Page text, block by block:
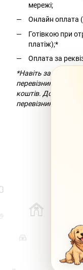
мережі;
Онлайн оплата
Готівкою при
платіж);*
Оплата за
*Навіть за умови
перевізник
коштів. Докладніше
перевізника.
063